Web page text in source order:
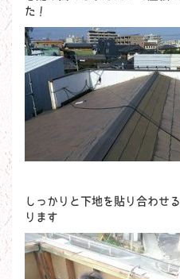
た！
しっかりと下地を貼り合わせ
ります